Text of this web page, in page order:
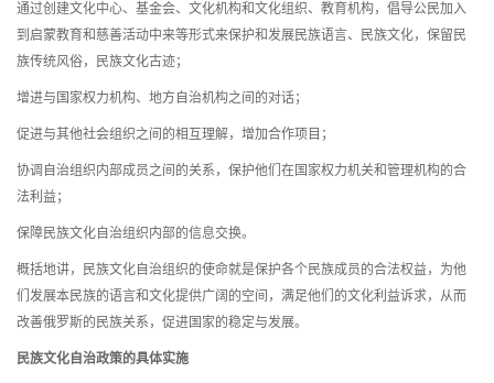
通过创建文化中心、基金会、文化机构和文化组织、教育机构，倡导公民加入
到启蒙教育和慈善活动中来等形式来保护和发展民族语言、民族文化，保留民
族传统风俗，民族文化古迹；
增进与国家权力机构、地方自治机构之间的对话；
促进与其他社会组织之间的相互理解，增加合作项目；
协调自治组织内部成员之间的关系，保护他们在国家权力机关和管理机构的合
法利益；
保障民族文化自治组织内部的信息交换。
概括地讲，民族文化自治组织的使命就是保护各个民族成员的合法权益，为他
们发展本民族的语言和文化提供广阔的空间，满足他们的文化利益诉求，从而
改善俄罗斯的民族关系，促进国家的稳定与发展。
民族文化自治政策的具体实施